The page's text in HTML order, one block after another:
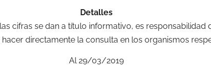
Detalles
cifras se dan a título informativo, es responsabilidad
hacer directamente la consulta en los organismos
Al 29/03/2019